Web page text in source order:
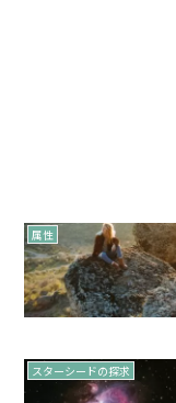
属性
スターシードの探求